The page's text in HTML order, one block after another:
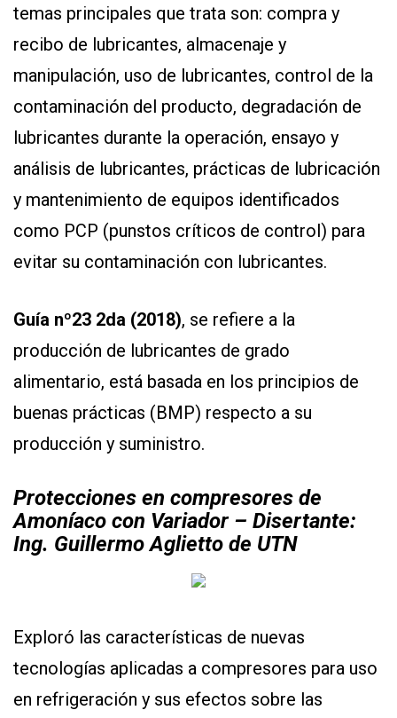
temas principales que trata son: compra y
recibo de lubricantes, almacenaje y
manipulación, uso de lubricantes, control de la
contaminación del producto, degradación de
lubricantes durante la operación, ensayo y
análisis de lubricantes, prácticas de lubricación
y mantenimiento de equipos identificados
como PCP (punstos críticos de control) para
evitar su contaminación con lubricantes.
Guía nº23 2da (2018), se refiere a la
producción de lubricantes de grado
alimentario, está basada en los principios de
buenas prácticas (BMP) respecto a su
producción y suministro.
Protecciones en compresores de
Amoníaco con Variador – Disertante:
Ing. Guillermo Aglietto de UTN
Exploró las características de nuevas
tecnologías aplicadas a compresores para uso
en refrigeración y sus efectos sobre las